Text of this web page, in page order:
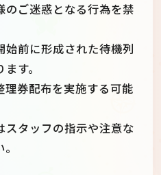
のご迷惑となる行為を禁
始前に形成された待機列
す。
理券配布を実施する可能
スタッフの指示や注意な